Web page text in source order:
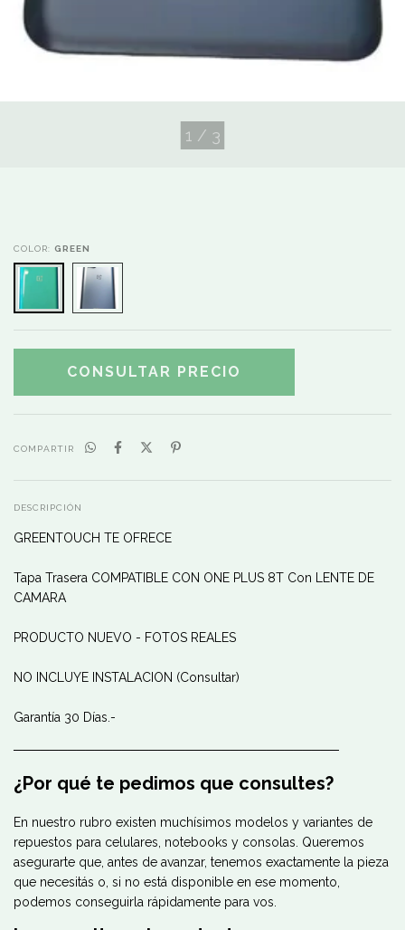
1 / 3
COLOR: GREEN
COMPARTIR
DESCRIPCIÓN
GREENTOUCH TE OFRECE
Tapa Trasera COMPATIBLE CON ONE PLUS 8T Con LENTE DE
CAMARA
PRODUCTO NUEVO - FOTOS REALES
NO INCLUYE INSTALACION (Consultar)
Garantía 30 Días.-
────────────────────────────────────
¿Por qué te pedimos que consultes?
En nuestro rubro existen muchísimos modelos y variantes de
repuestos para celulares, notebooks y consolas. Queremos
asegurarte que, antes de avanzar, tenemos exactamente la pieza
que necesitás o, si no está disponible en ese momento,
podemos conseguirla rápidamente para vos.